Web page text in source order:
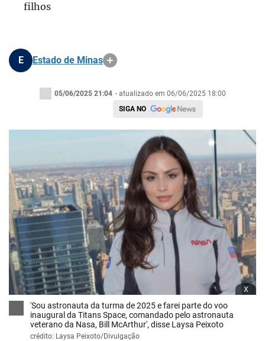
filhos
E Estado de Minas
05/06/2025 21:04 - atualizado em 06/06/2025 18:00
SIGA NO
x
'Sou astronauta da turma de 2025 e farei parte do voo
inaugural da Titans Space, comandado pelo astronauta
veterano da Nasa, Bill McArthur', disse Laysa Peixoto
crédito: Laysa Peixoto/Divulgação